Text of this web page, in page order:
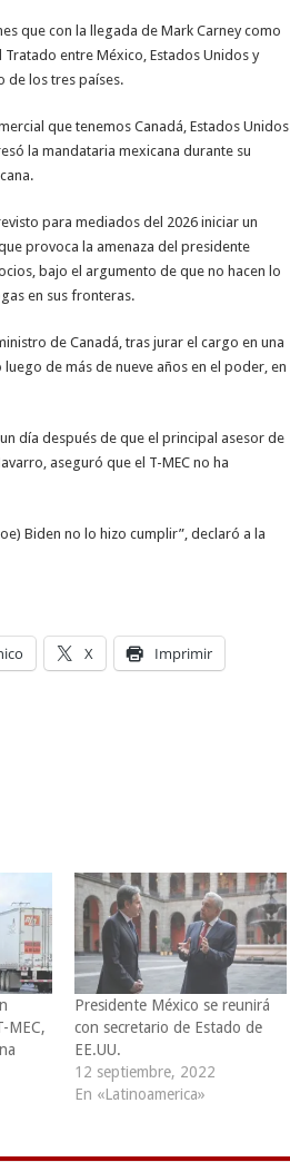
Mark
Carney
como
que con la llegada de Mark Carney como
entre México, Estados Unidos y
de los tres países.
que tenemos Canadá, Estados Unidos
la mandataria mexicana durante su
para mediados del 2026 iniciar un
provoca la amenaza del presidente
bajo el argumento de que no hacen lo
en sus fronteras.
de Canadá, tras jurar el cargo en una
de más de nueve años en el poder, en
día después de que el principal asesor de
aseguró que el T-MEC no ha
Biden no lo hizo cumplir”, declaró a la
X Imprimir
MEC,
Presidente México se reunirá
con secretario de Estado de
EE.UU.
12 septiembre, 2022
En «Latinoamerica»